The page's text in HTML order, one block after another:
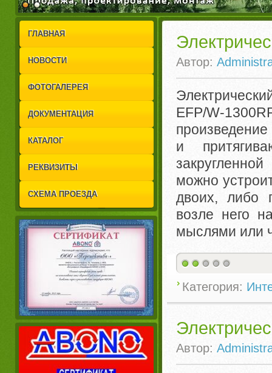
1
2
ГЛАВНАЯ
НОВОСТИ
ФОТОГАЛЕРЕЯ
ДОКУМЕНТАЦИЯ
КАТАЛОГ
РЕКВИЗИТЫ
СХЕМА ПРОЕЗДА
Автор:
EFP/W-
и
можно
двоих, либо
возле него
мыслями или
Категория:
Автор: